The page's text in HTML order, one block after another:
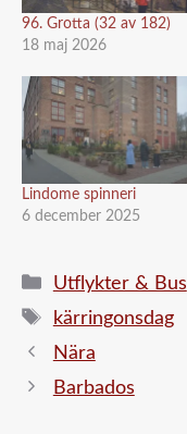
96. Grotta (32 av 182)
18 maj 2026
Lindome spinneri
6 december 2025
Kategorier
Utflykter & Bus
Etiketter
kärringonsdag
Nära
Barbados